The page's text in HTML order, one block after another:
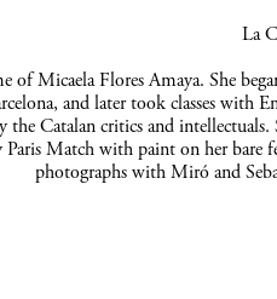
La
of Micaela Flores Amaya. She
and later took classes with
the Catalan critics and
Paris Match with paint on her bare
photographs with Miró and